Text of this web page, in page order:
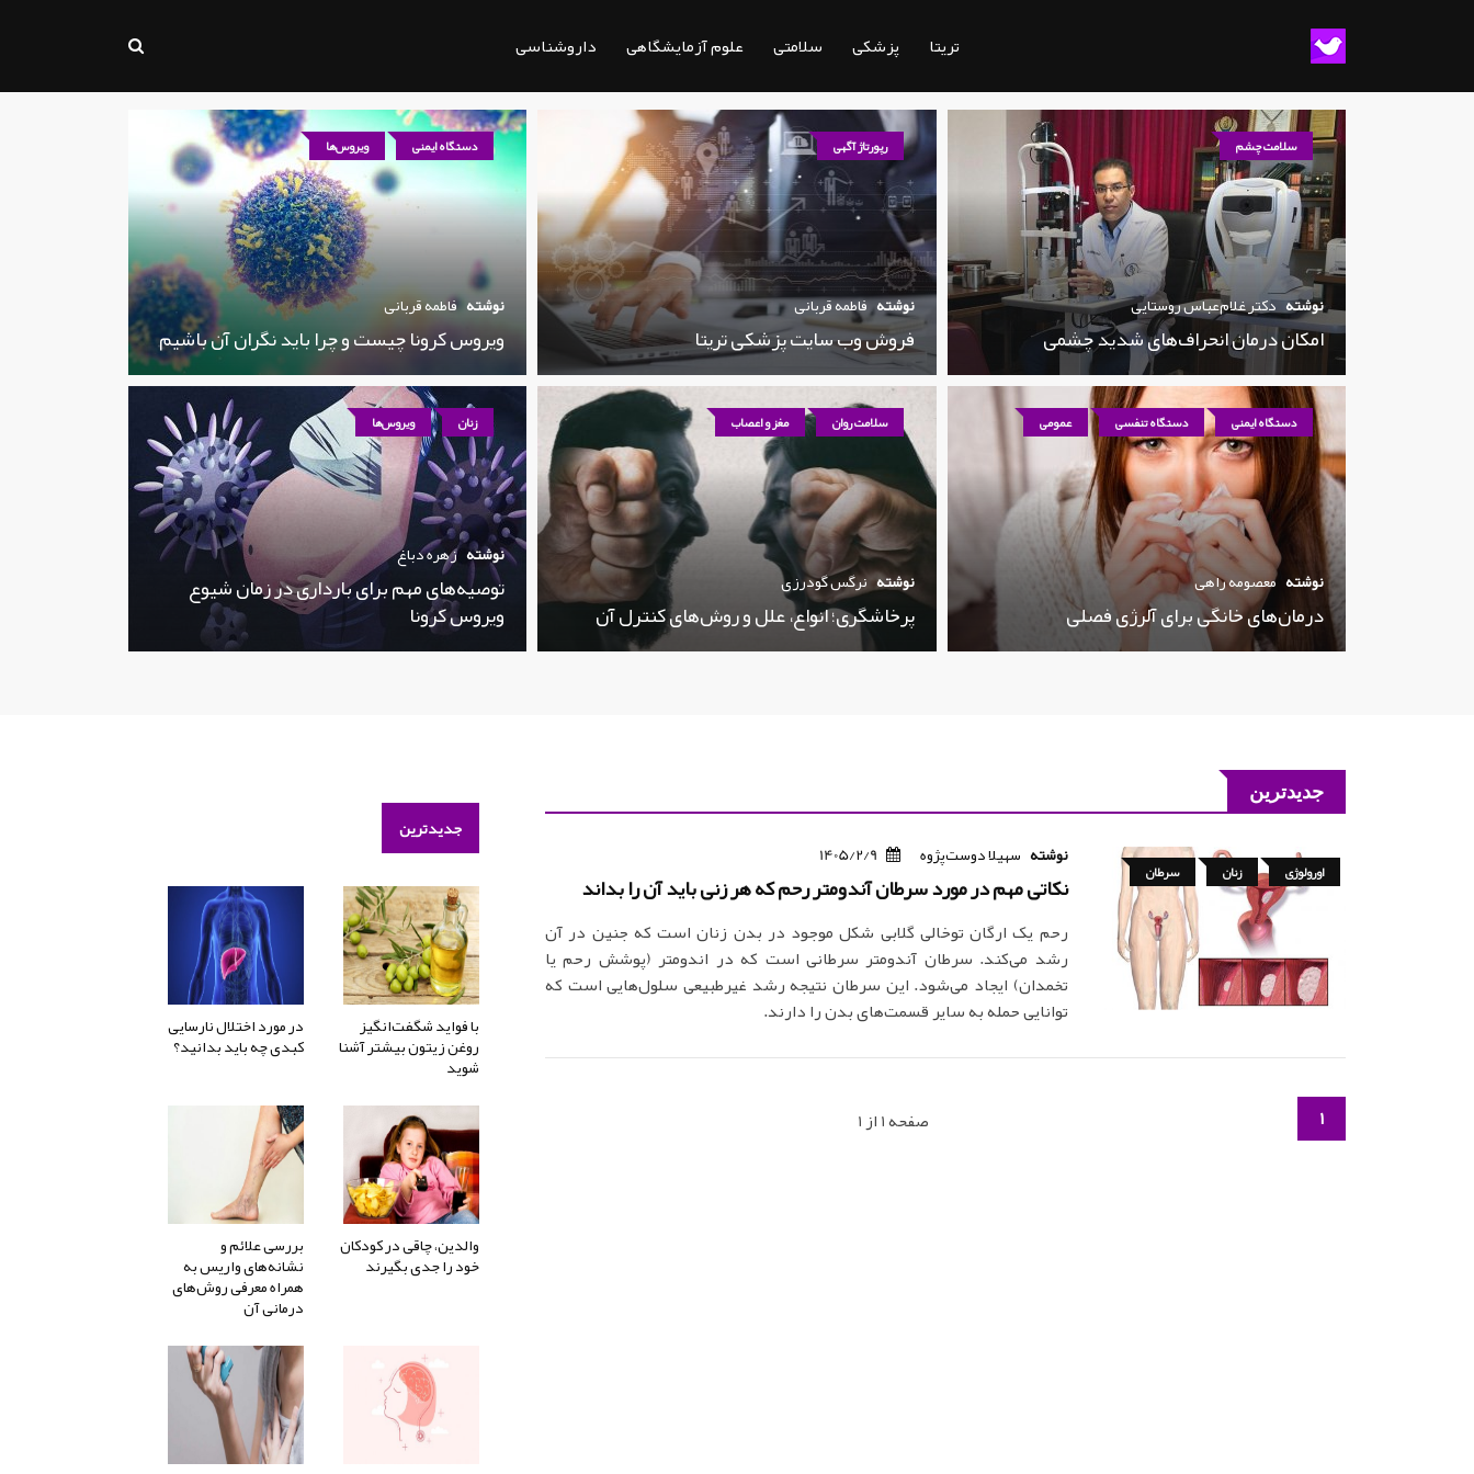
تریتا پزشکی سلامتی علوم آزمایشگاهی داروشناسی
سلامت چشم
نوشته دکتر غلام‌عباس روستایی
امکان درمان انحراف‌های شدید چشمی
رپورتاژ آگهی
نوشته فاطمه قربانی
فروش وب سایت پزشکی تریتا
دستگاه ایمنی ویروس‌ها
نوشته فاطمه قربانی
ویروس کرونا چیست و چرا باید نگران آن باشیم
دستگاه ایمنی دستگاه تنفسی عمومی
نوشته معصومه راهی
درمان‌های خانگی برای آلرژی فصلی
سلامت روان مغز و اعصاب
نوشته نرگس گودرزی
پرخاشگری؛ انواع، علل و روش‌های کنترل آن
زنان ویروس‌ها
نوشته زهره دباغ
توصیه‌های مهم برای بارداری در زمان شیوع
ویروس کرونا
جدیدترین
اورولوژی زنان سرطان
نوشته سهیلا دوست‌پژوه 1405/2/9
نکاتی مهم در مورد سرطان آندومتر رحم که هر زنی باید آن را بداند
رحم یک ارگان توخالی گلابی شکل موجود در بدن زنان است که جنین در آن
رشد می‌کند. سرطان آندومتر سرطانی است که در اندومتر (پوشش رحم یا
تخمدان) ایجاد می‌شود. این سرطان نتیجه رشد غیرطبیعی سلول‌هایی است که
توانایی حمله به سایر قسمت‌های بدن را دارند.
1 صفحه 1 از 1
جدیدترین
با فواید شگفت‌انگیز
روغن زیتون بیشتر آشنا
شوید
در مورد اختلال نارسایی
کبدی چه باید بدانید؟
والدین، چاقی در کودکان
خود را جدی بگیرند
بررسی علائم و
نشانه‌های واریس به
همراه معرفی روش‌های
درمانی آن